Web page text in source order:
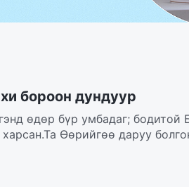
бороон дундуур
өдөр бүр умбадаг; бодитой
харсан.Та Өөрийгөө даруу